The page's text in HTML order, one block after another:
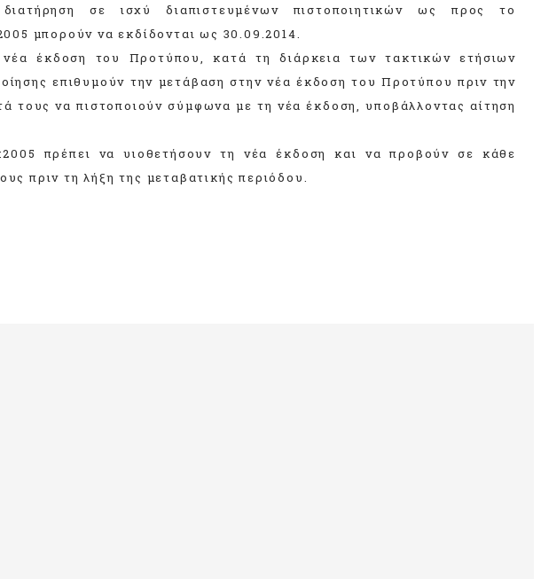
σε ισχύ διαπιστευμένων πιστοποιητικών ως προς το
μπορούν να εκδίδονται ως 30.09.2014.
έκδοση του Προτύπου, κατά τη διάρκεια των τακτικών ετήσιων
επιθυμούν την μετάβαση στην νέα έκδοση του Προτύπου πριν την
τους να πιστοποιούν σύμφωνα με τη νέα έκδοση, υποβάλλοντας αίτηση
πρέπει να υιοθετήσουν τη νέα έκδοση και να προβούν σε κάθε
πριν τη λήξη της μεταβατικής περιόδου.